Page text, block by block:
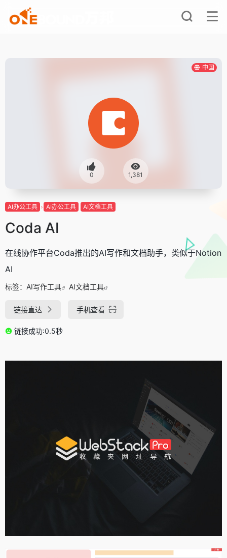
中国
0 1,381
AI办公工具 AI办公工具 AI文档工具
Coda AI
在线协作平台Coda推出的AI写作和文档助手，类似于Notion
AI
标签： AI写作工具 AI文档工具
链接直达 手机查看
链接成功:0.5秒